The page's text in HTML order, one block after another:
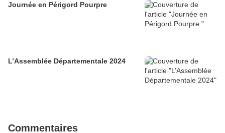
Journée en Périgord Pourpre
L’Assemblée Départementale 2024
Commentaires